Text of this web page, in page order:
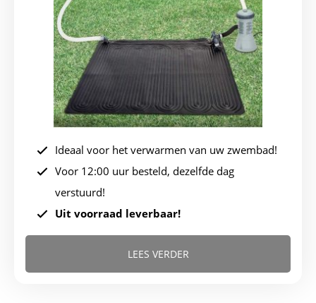
was:
€39,95.
is:
€34,95.
Ideaal voor het verwarmen van uw zwembad!
Voor 12:00 uur besteld, dezelfde dag
verstuurd!
Uit voorraad leverbaar!
LEES VERDER